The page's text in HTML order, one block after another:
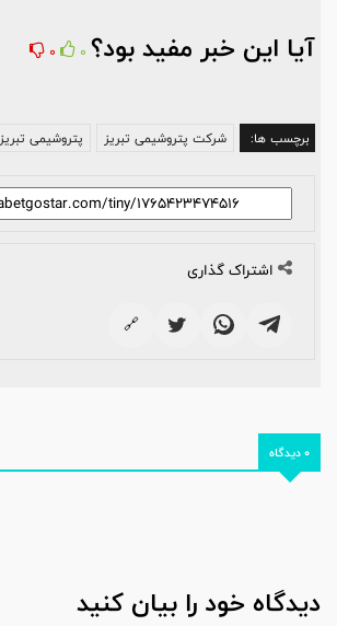
آیا این خبر مفید بود؟ 0
0
برچسب ها: شرکت پتروشیمی تبریز پتروشیمی تبریز
اشتراک گذاری
🔗
0 دیدگاه
دیدگاه خود را بیان کنید